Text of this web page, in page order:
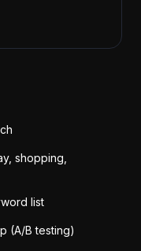
shopping,
list
(A/B testing)